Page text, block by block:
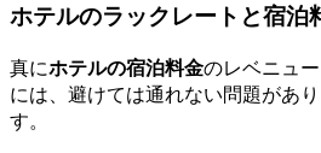
ホテルのラックレートと宿泊
真にホテルの宿泊料金のレベニュ
には、避けては通れない問題があ
す。